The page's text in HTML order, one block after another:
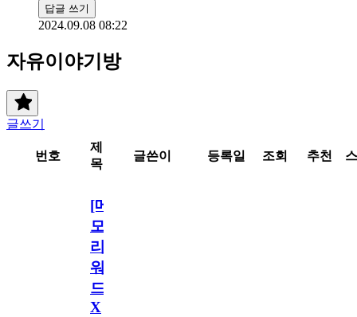
답글 쓰기
2024.09.08 08:22
자유이야기방
글쓰기
번호
제
목
글쓴이 등록일 조회 추천
[메
모
리
워
드
X